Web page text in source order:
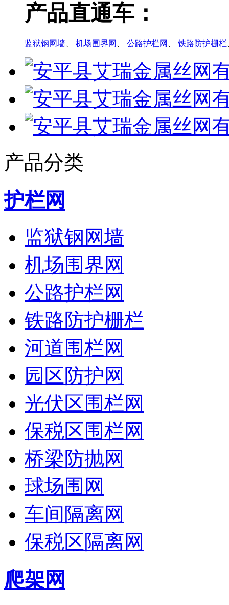
产品直通车：
监狱钢网墙 机场围界网 公路护栏网 铁路防护栅栏
产品分类
护栏网
监狱钢网墙
机场围界网
公路护栏网
铁路防护栅栏
河道围栏网
园区防护网
光伏区围栏网
保税区围栏网
桥梁防抛网
球场围网
车间隔离网
保税区隔离网
爬架网